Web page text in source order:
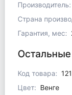
Производитель:
Страна
Гарантия, мес:
Код товара:
Цвет: Венге